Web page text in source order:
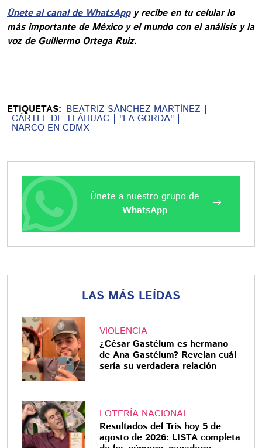
Únete al canal de WhatsAppy recibe en tu celular lo
más importante de México y el mundo con el análisis y la
voz de Guillermo Ortega Ruiz.
ETIQUETAS: BEATRIZ SÁNCHEZ MARTÍNEZ
CÁRTEL DE TLÁHUAC "LA GORDA"
NARCO EN CDMX
Únete a nuestro grupo de
WhatsApp
LAS MÁS LEÍDAS
VIOLENCIA
¿César Gastélum es hermano
de Ana Gastélum? Revelan cuál
sería su verdadera relación
LOTERÍA NACIONAL
Resultados del Tris hoy 5 de
agosto de 2026: LISTA completa